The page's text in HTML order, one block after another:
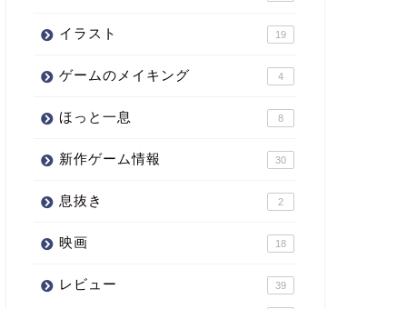
イラスト 19
ゲームのメイキング 4
ほっと一息 8
新作ゲーム情報 30
息抜き 2
映画 18
レビュー 39